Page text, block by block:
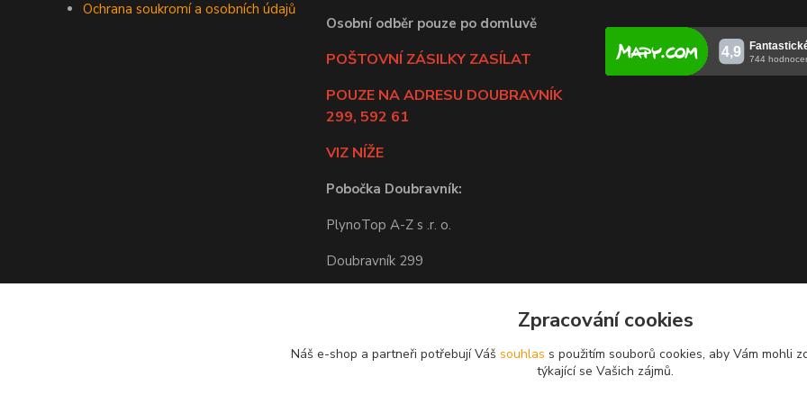
Ochrana soukromí a osobních údajů
Osobní odběr pouze po domluvě
POŠTOVNÍ ZÁSILKY ZASÍLAT
POUZE NA ADRESU DOUBRAVNÍK
299, 592 61
VIZ NÍŽE
Pobočka Doubravník:
PlynoTop A-Z s .r. o.
Doubravník 299
Odběr zboží po potvrzení obchodem.
Zpracování cookies
Náš e-shop a partneři potřebují Váš souhlas s použitím souborů cookies, aby Vám mohli
týkající se Vašich zájmů.